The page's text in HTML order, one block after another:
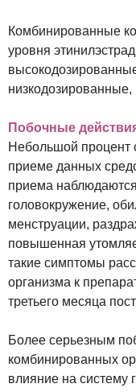
Комбинированные
уровня
Побочные
Небольшой процент
приеме данных
приема
головокружение,
менструации,
повышенная
такие симптомы
организма к
третьего месяца
Более серьезным
комбинированных
влияние на систему